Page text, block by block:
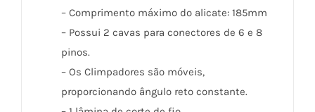
– Comprimento máximo do alicate: 185mm
– Possui 2 cavas para conectores de 6 e 8
pinos.
– Os Climpadores são móveis,
proporcionando ângulo reto constante.